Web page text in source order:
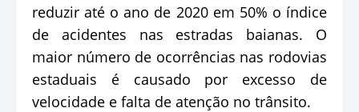
reduzir até o ano de 2020 em 50% o índice
de acidentes nas estradas baianas. O
maior número de ocorrências nas rodovias
estaduais é causado por excesso de
velocidade e falta de atenção no trânsito.